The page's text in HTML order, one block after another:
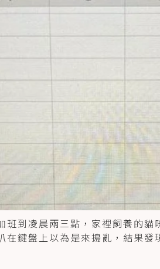
班到凌晨兩三點，家裡飼養的
在鍵盤上以為是來搗亂，結果